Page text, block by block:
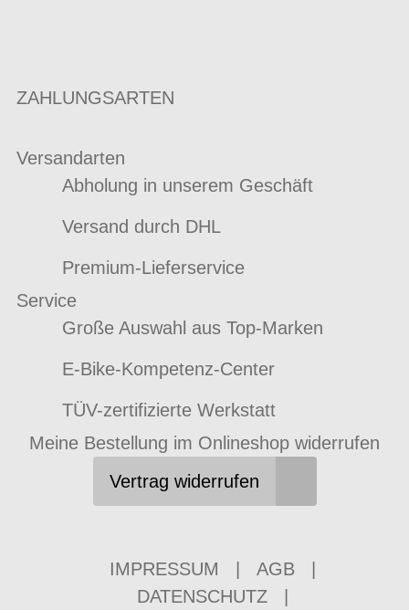
ZAHLUNGSARTEN
Versandarten
Abholung in unserem Geschäft
Versand durch DHL
Premium-Lieferservice
Service
Große Auswahl aus Top-Marken
E-Bike-Kompetenz-Center
TÜV-zertifizierte Werkstatt
Meine Bestellung im Onlineshop widerrufen
Vertrag widerrufen
IMPRESSUM AGB
DATENSCHUTZ